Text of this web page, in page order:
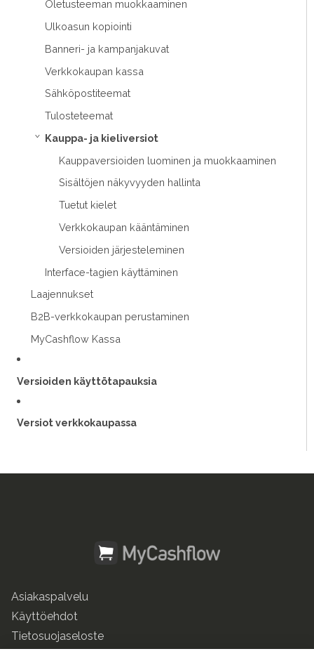
Oletusteeman muokkaaminen
Ulkoasun kopiointi
Banneri- ja kampanjakuvat
Verkkokaupan kassa
Sähköpostiteemat
Tulosteteemat
›
Kauppa- ja kieliversiot
Kauppaversioiden luominen ja muokkaaminen
Sisältöjen näkyvyyden hallinta
Tuetut kielet
Verkkokaupan kääntäminen
Versioiden järjesteleminen
Interface-tagien käyttäminen
Laajennukset
B2B-verkkokaupan perustaminen
MyCashflow Kassa
Versioiden käyttötapauksia
Versiot verkkokaupassa
Asiakaspalvelu
Käyttöehdot
Tietosuojaseloste